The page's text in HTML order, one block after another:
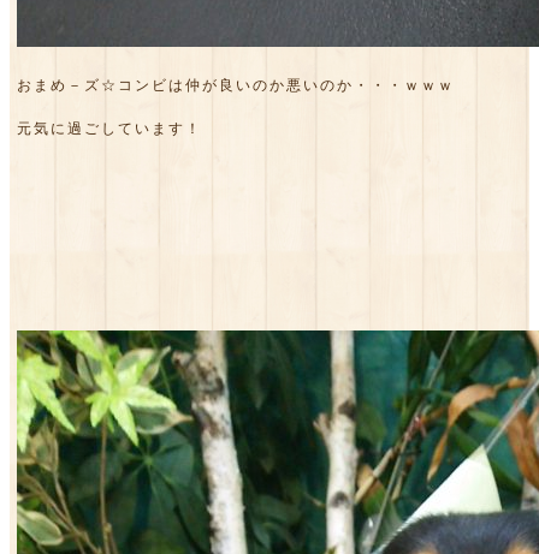
おまめ－ズ☆コンビは仲が良いのか悪いのか・・・ｗｗｗ
元気に過ごしています！